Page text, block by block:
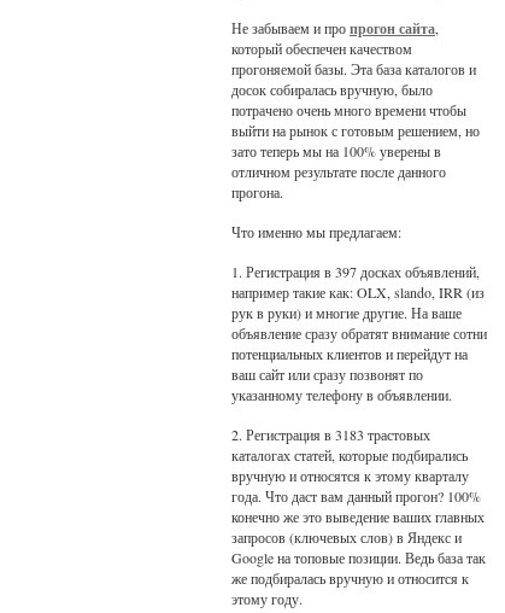
Не забываем и пропрогон сайта,
который обеспечен качеством
прогоняемой базы. Эта база каталогов и
досок собиралась вручную, было
потрачено очень много времени чтобы
выйти на рынок с готовым решением, но
зато теперь мы на 100% уверены в
отличном результате после данного
прогона.
Что именно мы предлагаем:
1. Регистрация в 397 досках объявлений,
например такие как: OLX, slando, IRR (из
рук в руки) и многие другие. На ваше
объявление сразу обратят внимание сотни
потенциальных клиентов и перейдут на
ваш сайт или сразу позвонят по
указанному телефону в объявлении.
2. Регистрация в 3183 трастовых
каталогах статей, которые подбирались
вручную и относятся к этому кварталу
года. Что даст вам данный прогон? 100%
конечно же это выведение ваших главных
запросов (ключевых слов) в Яндекс и
Google на топовые позиции. Ведь база так
же подбиралась вручную и относится к
этому году.